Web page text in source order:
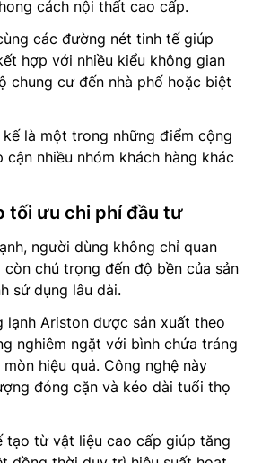
cách nội thất cao cấp.
các đường nét tinh tế giúp
hợp với nhiều kiểu không gian
chung cư đến nhà phố hoặc biệt
là một trong những điểm cộng
nhiều nhóm khách hàng khác
tối ưu chi phí đầu tư
người dùng không chỉ quan
chú trọng đến độ bền của sản
sử dụng lâu dài.
lạnh Ariston được sản xuất theo
nghiêm ngặt với bình chứa tráng
hiệu quả. Công nghệ này
đóng cặn và kéo dài tuổi thọ
tạo từ vật liệu cao cấp giúp tăng